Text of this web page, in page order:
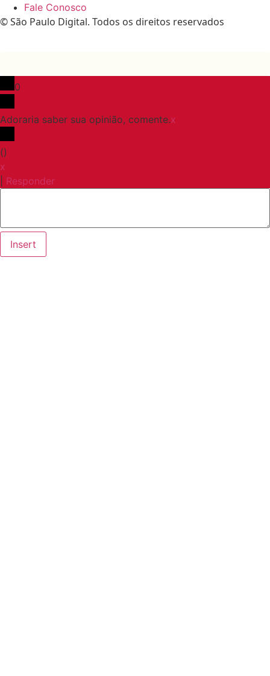
Fale Conosco
© São Paulo Digital. Todos os direitos reservados
0
Adoraria saber sua opinião, comente.x
()
x
Responder
Insert